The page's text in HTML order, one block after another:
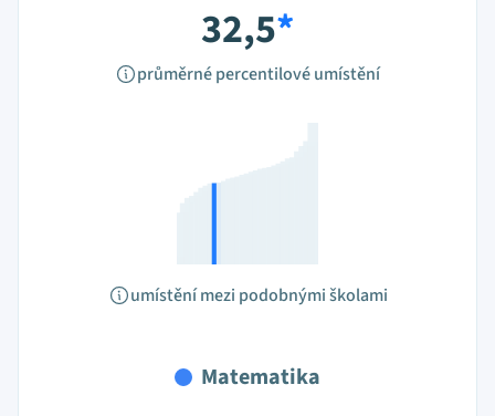
32,5*
průměrné percentilové umístění
umístění mezi podobnými školami
Matematika